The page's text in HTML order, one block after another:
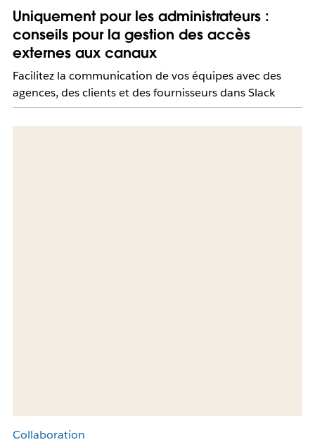
Uniquement pour les administrateurs :
conseils pour la gestion des accès
externes aux canaux
Facilitez la communication de vos équipes avec des
agences, des clients et des fournisseurs dans Slack
Collaboration